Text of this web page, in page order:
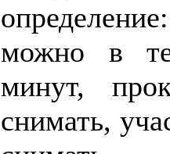
можно в
минут,
снимать,